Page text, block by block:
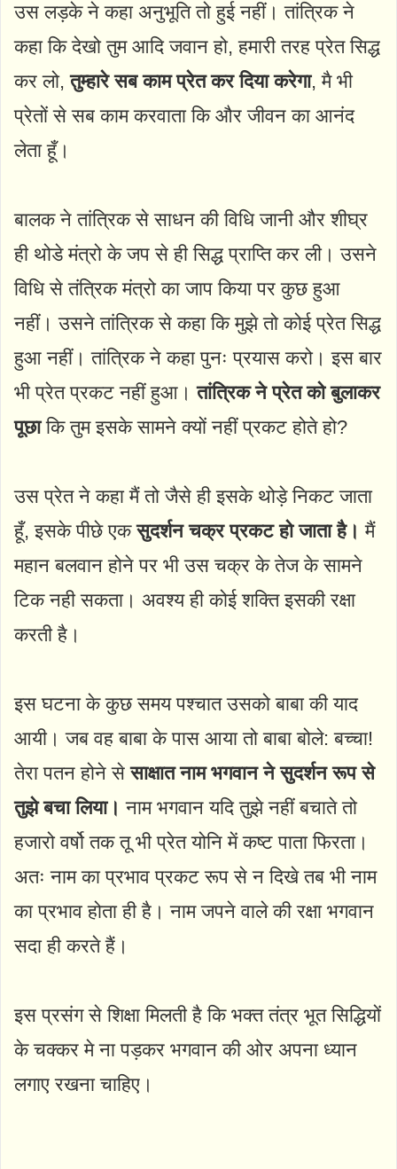
उस लड़के ने कहा अनुभूति तो हुई नहीं। तांत्रिक ने
कहा कि देखो तुम आदि जवान हो, हमारी तरह प्रेत सिद्ध
कर लो,तुम्हारे सब काम प्रेत कर दिया करेगा, मै भी
प्रेतों से सब काम करवाता कि और जीवन का आनंद
लेता हूँ।
बालक ने तांत्रिक से साधन की विधि जानी और शीघ्र
ही थोडे मंत्रो के जप से ही सिद्ध प्राप्ति कर ली। उसने
विधि से तंत्रिक मंत्रो का जाप किया पर कुछ हुआ
नहीं। उसने तांत्रिक से कहा कि मुझे तो कोई प्रेत सिद्ध
हुआ नहीं। तांत्रिक ने कहा पुनः प्रयास करो। इस बार
भी प्रेत प्रकट नहीं हुआ।तांत्रिक ने प्रेत को बुलाकर
पूछाकि तुम इसके सामने क्यों नहीं प्रकट होते हो?
उस प्रेत ने कहा मैं तो जैसे ही इसके थोड़े निकट जाता
हूँ, इसके पीछे एकसुदर्शन चक्र प्रकट हो जाता है। मैं
महान बलवान होने पर भी उस चक्र के तेज के सामने
टिक नही सकता। अवश्य ही कोई शक्ति इसकी रक्षा
करती है।
इस घटना के कुछ समय पश्चात उसको बाबा की याद
आयी। जब वह बाबा के पास आया तो बाबा बोले: बच्चा!
तेरा पतन होने सेसाक्षात नाम भगवान ने सुदर्शन रूप से
तुझे बचा लिया। नाम भगवान यदि तुझे नहीं बचाते तो
हजारो वर्षो तक तू भी प्रेत योनि में कष्ट पाता फिरता।
अतः नाम का प्रभाव प्रकट रूप से न दिखे तब भी नाम
का प्रभाव होता ही है। नाम जपने वाले की रक्षा भगवान
सदा ही करते हैं।
इस प्रसंग से शिक्षा मिलती है कि भक्त तंत्र भूत सिद्धियों
के चक्कर मे ना पड़कर भगवान की ओर अपना ध्यान
लगाए रखना चाहिए।